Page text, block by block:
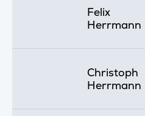
Felix
Herrmann
Christoph
Herrmann